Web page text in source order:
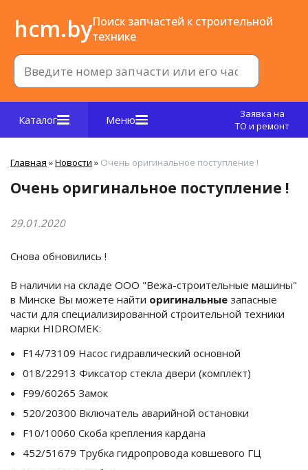
hcm.byПоиск запчастей к строительной
технике
Каталог Меню
Заявка на
ТО и ремонт
Главная »Новости » Очень оригинальное поступление !
Очень оригинальное поступление !
29.01.2020
Снова обновились !
В наличии на складе ООО "Вежа-строительные машины"
в Минске Вы можете найти оригинальные запасные
части для специализированной строительной техники
марки HIDROMEK:
F14/73109 Насос гидравлический основной
018/22913 Фиксатор стекла двери (комплект)
F99/60265 Замок
520/20300 Включатель аварийной остановки
F10/10060 Cкоба крепления кардана
452/51679 Трубка гидропровода ковшевого ГЦ